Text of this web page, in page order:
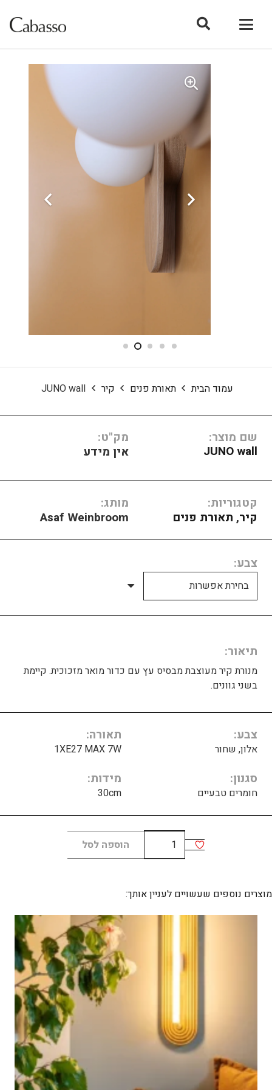
עמוד הבית תאורת פנים קיר JUNO wall
שם מוצר:
JUNO wall
מק"ט:
אין מידע
קטגוריות:
קיר, תאורת פנים
מותג:
Asaf Weinbroom
צבע
תיאור
מנורת קיר מעוצבת מבסיס עץ עם כדור מואר מזכוכית. קיימת
בשני גוונים.
צבע
אלון, שחור
תאורה
1XE27 MAX 7W
סגנון
חומרים טבעיים
מידות
30cm
כמות
של
wall
הוספה לסל
מוצרים נוספים שעשויים לעניין אותך: